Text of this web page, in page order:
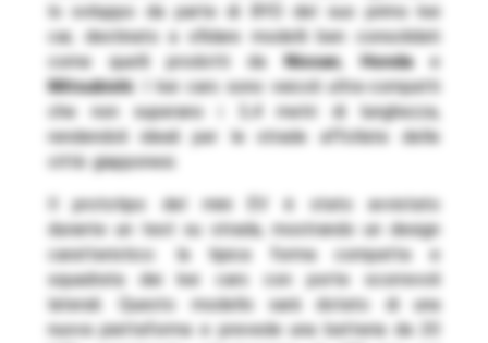
lo sviluppo da parte di BYD del suo primo kei
car, destinato a sfidare modelli ben consolidati
come quelli prodotti da Nissan, Hondae
Mitsubishi. I kei cars sono veicoli ultra-compatti
che non superano i 3,4 metri di lunghezza,
rendendoli ideali per le strade affollate delle
città giapponesi.
Il prototipo del mini EV è stato avvistato
durante un test su strada, mostrando un design
caratteristico: la tipica forma compatta e
squadrata dei kei cars con porte scorrevoli
laterali. Questo modello sarà dotato di una
nuova piattaforma e prevede una batteria da 20